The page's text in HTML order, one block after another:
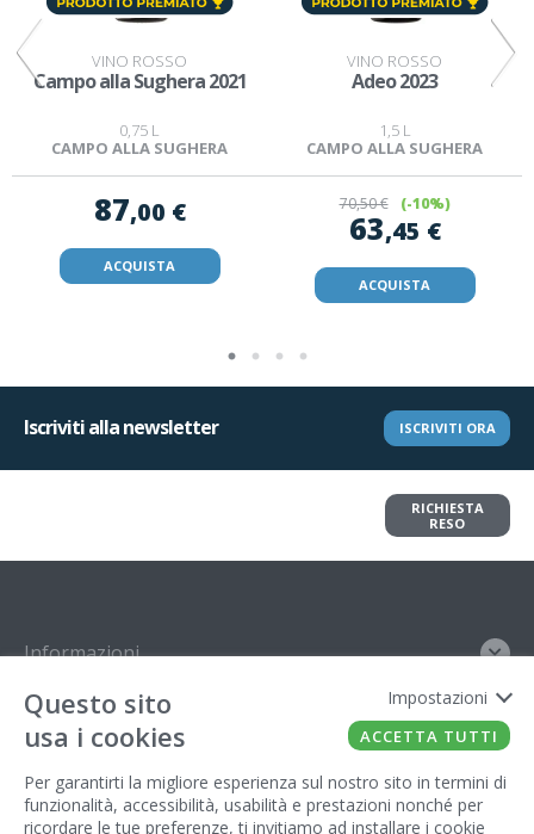
VINO ROSSO
Campo alla Sughera 2021
0,75 L
CAMPO ALLA SUGHERA
87,00 €
ACQUISTA
VINO ROSSO
Adeo 2023
1,5 L
CAMPO ALLA SUGHERA
70,50 € (-10%)
63,45 €
ACQUISTA
Iscriviti alla newsletter ISCRIVITI ORA
RICHIESTA
RESO
Informazioni
Contatto
Gestore del sito
Questo sito
usa i cookies
Per garantirti la migliore esperienza sul nostro sito in termini di
funzionalità, accessibilità, usabilità e prestazioni nonché per
ricordare le tue preferenze, ti invitiamo ad installare i cookie
Impostazioni
ACCETTA TUTTI